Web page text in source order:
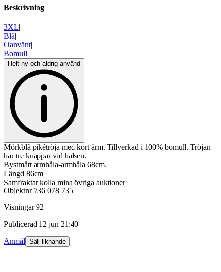
Beskrivning
3XL|
Blå|
Oanvänt|
Bomull
Helt ny och aldrig använd
Mörkblå pikétröja med kort ärm. Tillverkad i 100% bomull. Tröjan
har tre knappar vid halsen.
Bystmått armhåla-armhåla 68cm.
Längd 86cm
Samfraktar kolla mina övriga auktioner
Objektnr 736 078 735
Visningar 92
Publicerad 12 jun 21:40
Anmäl Sälj liknande